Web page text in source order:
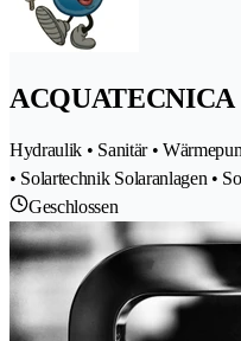
ACQUATECNICA
Hydraulik • Sanitär •
• Solartechnik Solaranlagen •
Geschlossen